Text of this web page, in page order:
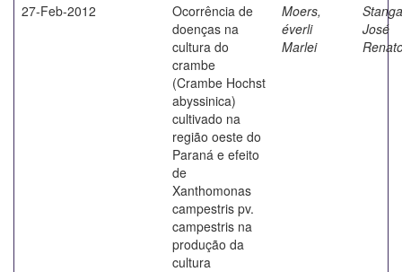
27-Feb-2012
Ocorrência de
doenças na
cultura do
crambe
(Crambe Hochst
abyssinica)
cultivado na
região oeste do
Paraná e efeito
de
Xanthomonas
campestris pv.
campestris na
produção da
cultura
Moers,
éverli
Marlei
José